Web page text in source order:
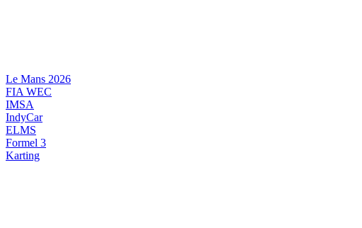
Le Mans 2026
FIA WEC
IMSA
IndyCar
ELMS
Formel 3
Karting